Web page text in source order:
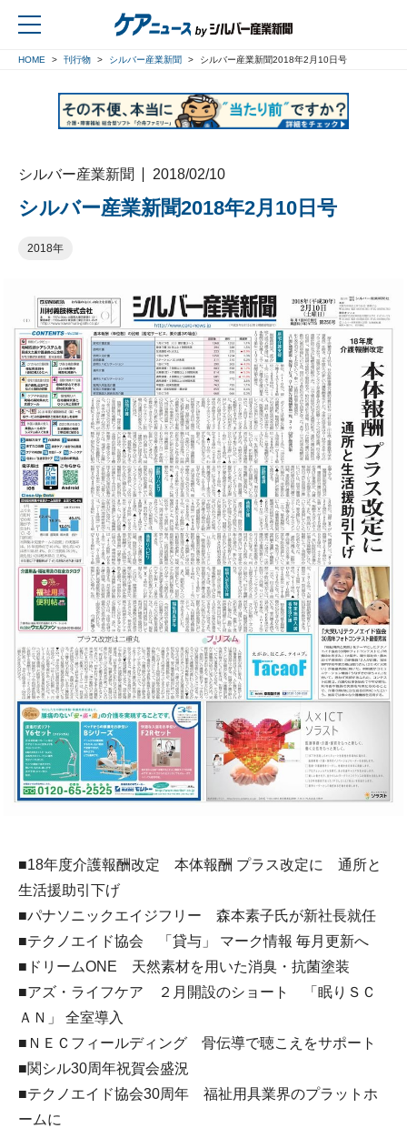
HOME 刊行物 シルバー産業新聞 シルバー産業新聞2018年2月10日号
シルバー産業新聞 2018/02/10
シルバー産業新聞2018年2月10日号
2018年
■18年度介護報酬改定 本体報酬 プラス改定に 通所と
生活援助引下げ
■パナソニックエイジフリー 森本素子氏が新社長就任
■テクノエイド協会 「貸与」 マーク情報 毎月更新へ
■ドリームONE 天然素材を用いた消臭・抗菌塗装
■アズ・ライフケア ２月開設のショート 「眠りＳＣ
ＡＮ」 全室導入
■ＮＥＣフィールディング 骨伝導で聴こえをサポート
■関シル30周年祝賀会盛況
■テクノエイド協会30周年 福祉用具業界のプラットホ
ームに